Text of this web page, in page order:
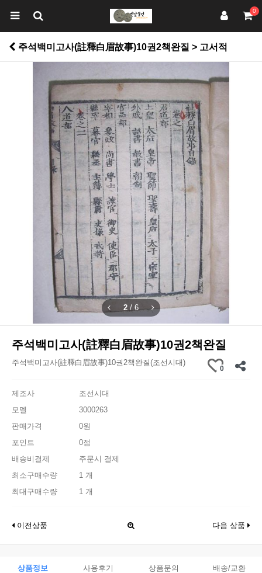
0
주석백미고사(註釋白眉故事)10권2책완질 > 고서적
2 / 6
주석백미고사(註釋白眉故事)10권2책완질
주석백미고사(註釋白眉故事)10권2책완질(조선시대)
0
제조사
조선시대
모델
3000263
판매가격
0원
포인트
0점
배송비결제
주문시 결제
최소구매수량
1 개
최대구매수량
1 개
이전상품 다음 상품
상품정보 사용후기 상품문의 배송/교환